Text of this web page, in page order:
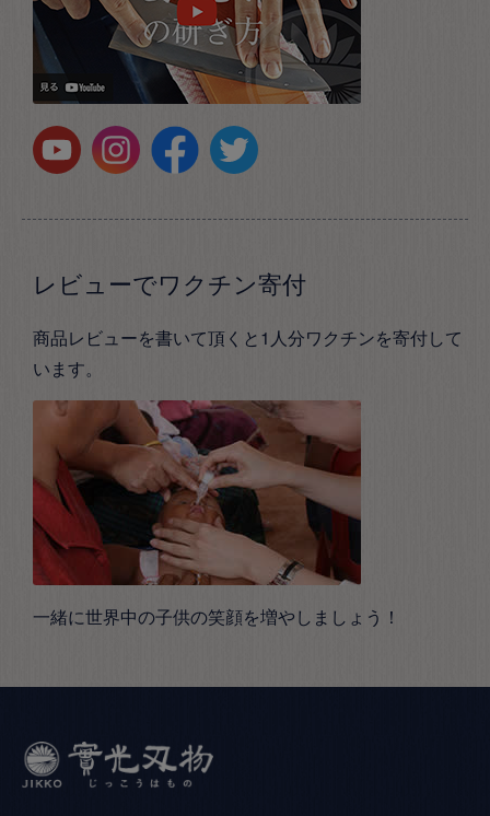
レビューでワクチン寄付
商品レビューを書いて頂くと1人分ワクチンを寄付して
います。
一緒に世界中の子供の笑顔を増やしましょう！